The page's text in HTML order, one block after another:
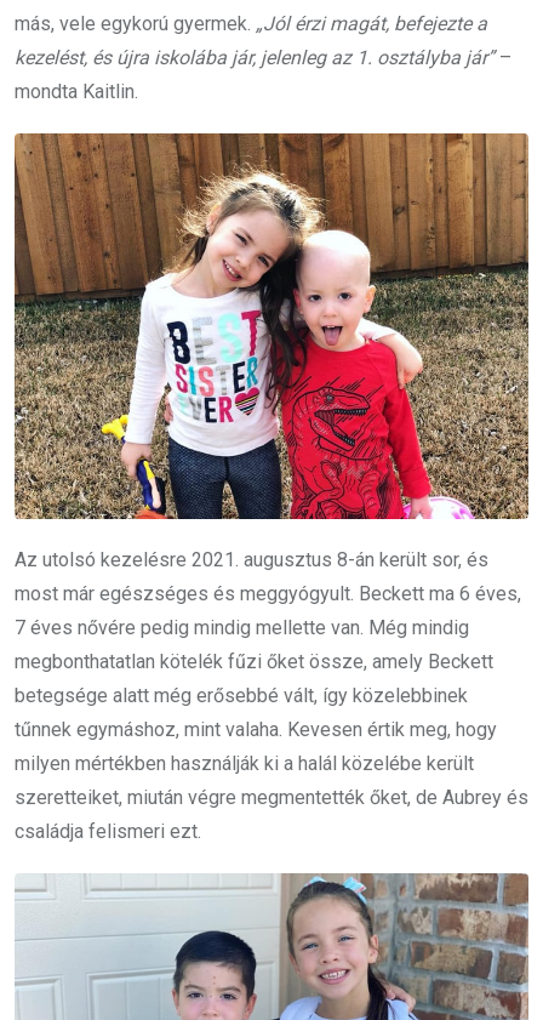
más, vele egykorú gyermek. „Jól érzi magát, befejezte a
kezelést, és újra iskolába jár, jelenleg az 1. osztályba jár”–
mondta Kaitlin.
Az utolsó kezelésre 2021. augusztus 8-án került sor, és
most már egészséges és meggyógyult. Beckett ma 6 éves,
7 éves nővére pedig mindig mellette van. Még mindig
megbonthatatlan kötelék fűzi őket össze, amely Beckett
betegsége alatt még erősebbé vált, így közelebbinek
tűnnek egymáshoz, mint valaha. Kevesen értik meg, hogy
milyen mértékben használják ki a halál közelébe került
szeretteiket, miután végre megmentették őket, de Aubrey és
családja felismeri ezt.